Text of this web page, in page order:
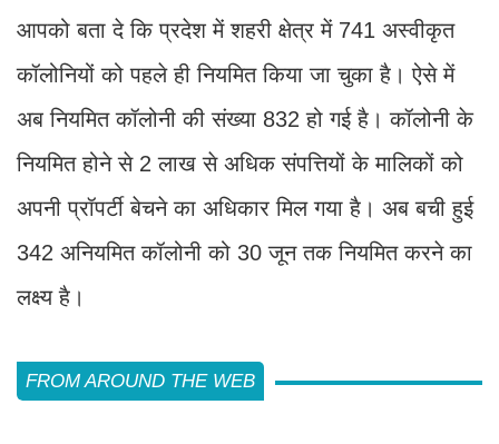
आपको बता दे कि प्रदेश में शहरी क्षेत्र में 741 अस्वीकृत
कॉलोनियों को पहले ही नियमित किया जा चुका है। ऐसे में
अब नियमित कॉलोनी की संख्या 832 हो गई है। कॉलोनी के
नियमित होने से 2 लाख से अधिक संपत्तियों के मालिकों को
अपनी प्रॉपर्टी बेचने का अधिकार मिल गया है। अब बची हुई
342 अनियमित कॉलोनी को 30 जून तक नियमित करने का
लक्ष्य है।
FROM AROUND THE WEB